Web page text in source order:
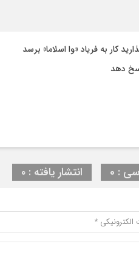
به فریاد «وا اسلاما» برسد
دهد
: 0 انتشار یافته : ۰